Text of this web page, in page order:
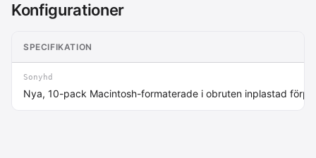
Konfigurationer
SPECIFIKATION
Sonyhd
Nya, 10-pack Macintosh-formaterade i obruten inplastad